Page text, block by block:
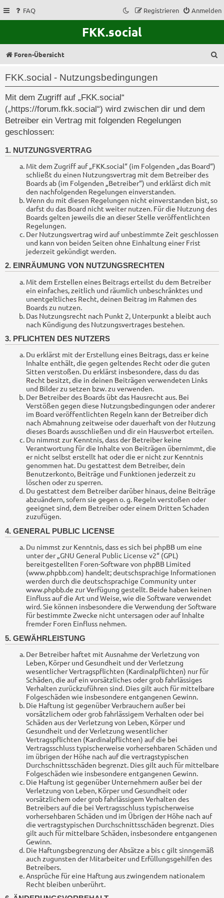
FAQ Anmelden
Registrieren
FKK.social
Foren-Übersicht
FKK.social - Nutzungsbedingungen
Mit dem Zugriff auf „FKK.social“
(„https://forum.fkk.social“) wird zwischen dir und dem
Betreiber ein Vertrag mit folgenden Regelungen
geschlossen:
1. NUTZUNGSVERTRAG
Mit dem Zugriff auf „FKK.social“ (im Folgenden „das Board“)
schließt du einen Nutzungsvertrag mit dem Betreiber des
Boards ab (im Folgenden „Betreiber“) und erklärst dich mit
den nachfolgenden Regelungen einverstanden.
Wenn du mit diesen Regelungen nicht einverstanden bist, so
darfst du das Board nicht weiter nutzen. Für die Nutzung des
Boards gelten jeweils die an dieser Stelle veröffentlichten
Regelungen.
Der Nutzungsvertrag wird auf unbestimmte Zeit geschlossen
und kann von beiden Seiten ohne Einhaltung einer Frist
jederzeit gekündigt werden.
2. EINRÄUMUNG VON NUTZUNGSRECHTEN
Mit dem Erstellen eines Beitrags erteilst du dem Betreiber
ein einfaches, zeitlich und räumlich unbeschränktes und
unentgeltliches Recht, deinen Beitrag im Rahmen des
Boards zu nutzen.
Das Nutzungsrecht nach Punkt 2, Unterpunkt a bleibt auch
nach Kündigung des Nutzungsvertrages bestehen.
3. PFLICHTEN DES NUTZERS
Du erklärst mit der Erstellung eines Beitrags, dass er keine
Inhalte enthält, die gegen geltendes Recht oder die guten
Sitten verstoßen. Du erklärst insbesondere, dass du das
Recht besitzt, die in deinen Beiträgen verwendeten Links
und Bilder zu setzen bzw. zu verwenden.
Der Betreiber des Boards übt das Hausrecht aus. Bei
Verstößen gegen diese Nutzungsbedingungen oder anderer
im Board veröffentlichten Regeln kann der Betreiber dich
nach Abmahnung zeitweise oder dauerhaft von der Nutzung
dieses Boards ausschließen und dir ein Hausverbot erteilen.
Du nimmst zur Kenntnis, dass der Betreiber keine
Verantwortung für die Inhalte von Beiträgen übernimmt, die
er nicht selbst erstellt hat oder die er nicht zur Kenntnis
genommen hat. Du gestattest dem Betreiber, dein
Benutzerkonto, Beiträge und Funktionen jederzeit zu
löschen oder zu sperren.
Du gestattest dem Betreiber darüber hinaus, deine Beiträge
abzuändern, sofern sie gegen o. g. Regeln verstoßen oder
geeignet sind, dem Betreiber oder einem Dritten Schaden
zuzufügen.
4. GENERAL PUBLIC LICENSE
Du nimmst zur Kenntnis, dass es sich bei phpBB um eine
unter der „GNU General Public License v2“ (GPL)
bereitgestellten Foren-Software von phpBB Limited
(www.phpbb.com) handelt; deutschsprachige Informationen
werden durch die deutschsprachige Community unter
www.phpbb.de zur Verfügung gestellt. Beide haben keinen
Einfluss auf die Art und Weise, wie die Software verwendet
wird. Sie können insbesondere die Verwendung der Software
für bestimmte Zwecke nicht untersagen oder auf Inhalte
fremder Foren Einfluss nehmen.
5. GEWÄHRLEISTUNG
Der Betreiber haftet mit Ausnahme der Verletzung von
Leben, Körper und Gesundheit und der Verletzung
wesentlicher Vertragspflichten (Kardinalpflichten) nur für
Schäden, die auf ein vorsätzliches oder grob fahrlässiges
Verhalten zurückzuführen sind. Dies gilt auch für mittelbare
Folgeschäden wie insbesondere entgangenen Gewinn.
Die Haftung ist gegenüber Verbrauchern außer bei
vorsätzlichem oder grob fahrlässigem Verhalten oder bei
Schäden aus der Verletzung von Leben, Körper und
Gesundheit und der Verletzung wesentlicher
Vertragspflichten (Kardinalpflichten) auf die bei
Vertragsschluss typischerweise vorhersehbaren Schäden und
im übrigen der Höhe nach auf die vertragstypischen
Durchschnittsschäden begrenzt. Dies gilt auch für mittelbare
Folgeschäden wie insbesondere entgangenen Gewinn.
Die Haftung ist gegenüber Unternehmern außer bei der
Verletzung von Leben, Körper und Gesundheit oder
vorsätzlichem oder grob fahrlässigem Verhalten des
Betreibers auf die bei Vertragsschluss typischerweise
vorhersehbaren Schäden und im Übrigen der Höhe nach auf
die vertragstypischen Durchschnittsschäden begrenzt. Dies
gilt auch für mittelbare Schäden, insbesondere entgangenen
Gewinn.
Die Haftungsbegrenzung der Absätze a bis c gilt sinngemäß
auch zugunsten der Mitarbeiter und Erfüllungsgehilfen des
Betreibers.
Ansprüche für eine Haftung aus zwingendem nationalem
Recht bleiben unberührt.